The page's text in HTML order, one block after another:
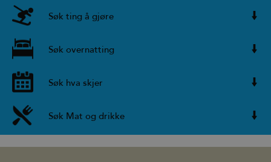
Søk ting å gjøre
Søk overnatting
Søk hva skjer
Søk Mat og drikke